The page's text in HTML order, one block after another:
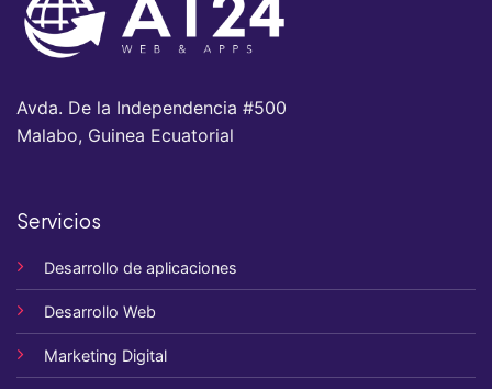
Avda. De la Independencia #500
Malabo, Guinea Ecuatorial
Servicios
Desarrollo de aplicaciones
Desarrollo Web
Marketing Digital